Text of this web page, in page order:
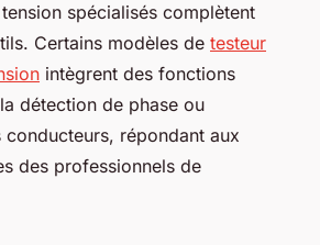
spécialisés complètent
Certains modèles de testeur
intègrent des fonctions
détection de phase ou
répondant aux
des professionnels de